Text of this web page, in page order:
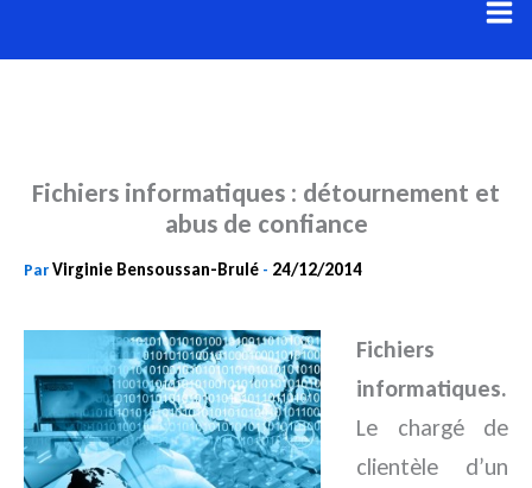
au
Fichiers informatiques : détournement et
abus de confiance
ParVirginie Bensoussan-Brulé - 24/12/2014
Fichiers
informatiques.
Le chargé de
clientèle d’un